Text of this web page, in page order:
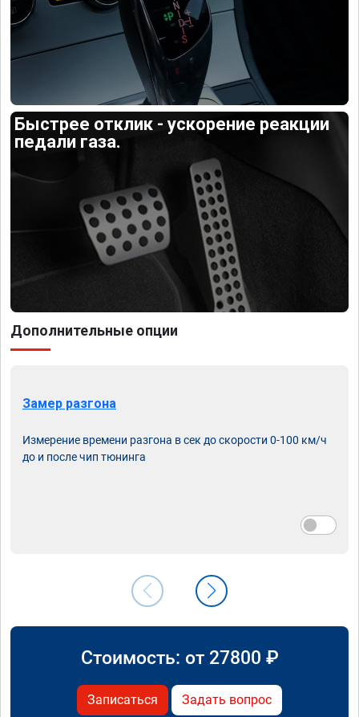
Быстрее отклик - ускорение реакции
педали газа.
Дополнительные опции
Замер разгона
Измерение времени разгона в сек до скорости 0-100 км/ч
до и после чип тюнинга
Стоимость: от 27800 ₽
Записаться Задать вопрос